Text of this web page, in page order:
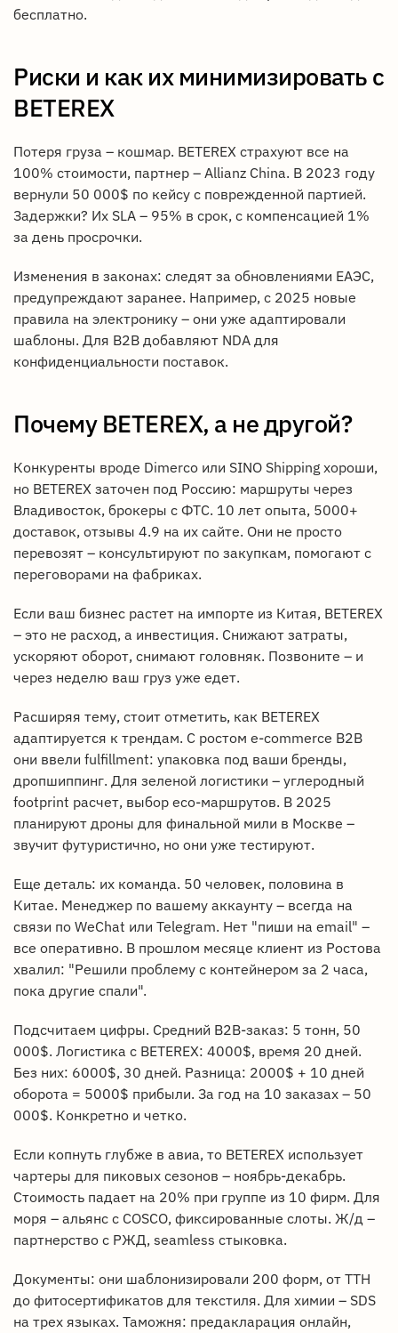
бесплатно.
Риски и как их минимизировать с
BETEREX
Потеря груза – кошмар. BETEREX страхуют все на
100% стоимости, партнер – Allianz China. В 2023 году
вернули 50 000$ по кейсу с поврежденной партией.
Задержки? Их SLA – 95% в срок, с компенсацией 1%
за день просрочки.
Изменения в законах: следят за обновлениями ЕАЭС,
предупреждают заранее. Например, с 2025 новые
правила на электронику – они уже адаптировали
шаблоны. Для B2B добавляют NDA для
конфиденциальности поставок.
Почему BETEREX, а не другой?
Конкуренты вроде Dimerco или SINO Shipping хороши,
но BETEREX заточен под Россию: маршруты через
Владивосток, брокеры с ФТС. 10 лет опыта, 5000+
доставок, отзывы 4.9 на их сайте. Они не просто
перевозят – консультируют по закупкам, помогают с
переговорами на фабриках.
Если ваш бизнес растет на импорте из Китая, BETEREX
– это не расход, а инвестиция. Снижают затраты,
ускоряют оборот, снимают головняк. Позвоните – и
через неделю ваш груз уже едет.
Расширяя тему, стоит отметить, как BETEREX
адаптируется к трендам. С ростом e-commerce B2B
они ввели fulfillment: упаковка под ваши бренды,
дропшиппинг. Для зеленой логистики – углеродный
footprint расчет, выбор eco-маршрутов. В 2025
планируют дроны для финальной мили в Москве –
звучит футуристично, но они уже тестируют.
Еще деталь: их команда. 50 человек, половина в
Китае. Менеджер по вашему аккаунту – всегда на
связи по WeChat или Telegram. Нет "пиши на email" –
все оперативно. В прошлом месяце клиент из Ростова
хвалил: "Решили проблему с контейнером за 2 часа,
пока другие спали".
Подсчитаем цифры. Средний B2B-заказ: 5 тонн, 50
000$. Логистика с BETEREX: 4000$, время 20 дней.
Без них: 6000$, 30 дней. Разница: 2000$ + 10 дней
оборота = 5000$ прибыли. За год на 10 заказах – 50
000$. Конкретно и четко.
Если копнуть глубже в авиа, то BETEREX использует
чартеры для пиковых сезонов – ноябрь-декабрь.
Стоимость падает на 20% при группе из 10 фирм. Для
моря – альянс с COSCO, фиксированные слоты. Ж/д –
партнерство с РЖД, seamless стыковка.
Документы: они шаблонизировали 200 форм, от ТТН
до фитосертификатов для текстиля. Для химии – SDS
на трех языках. Таможня: предакларация онлайн,